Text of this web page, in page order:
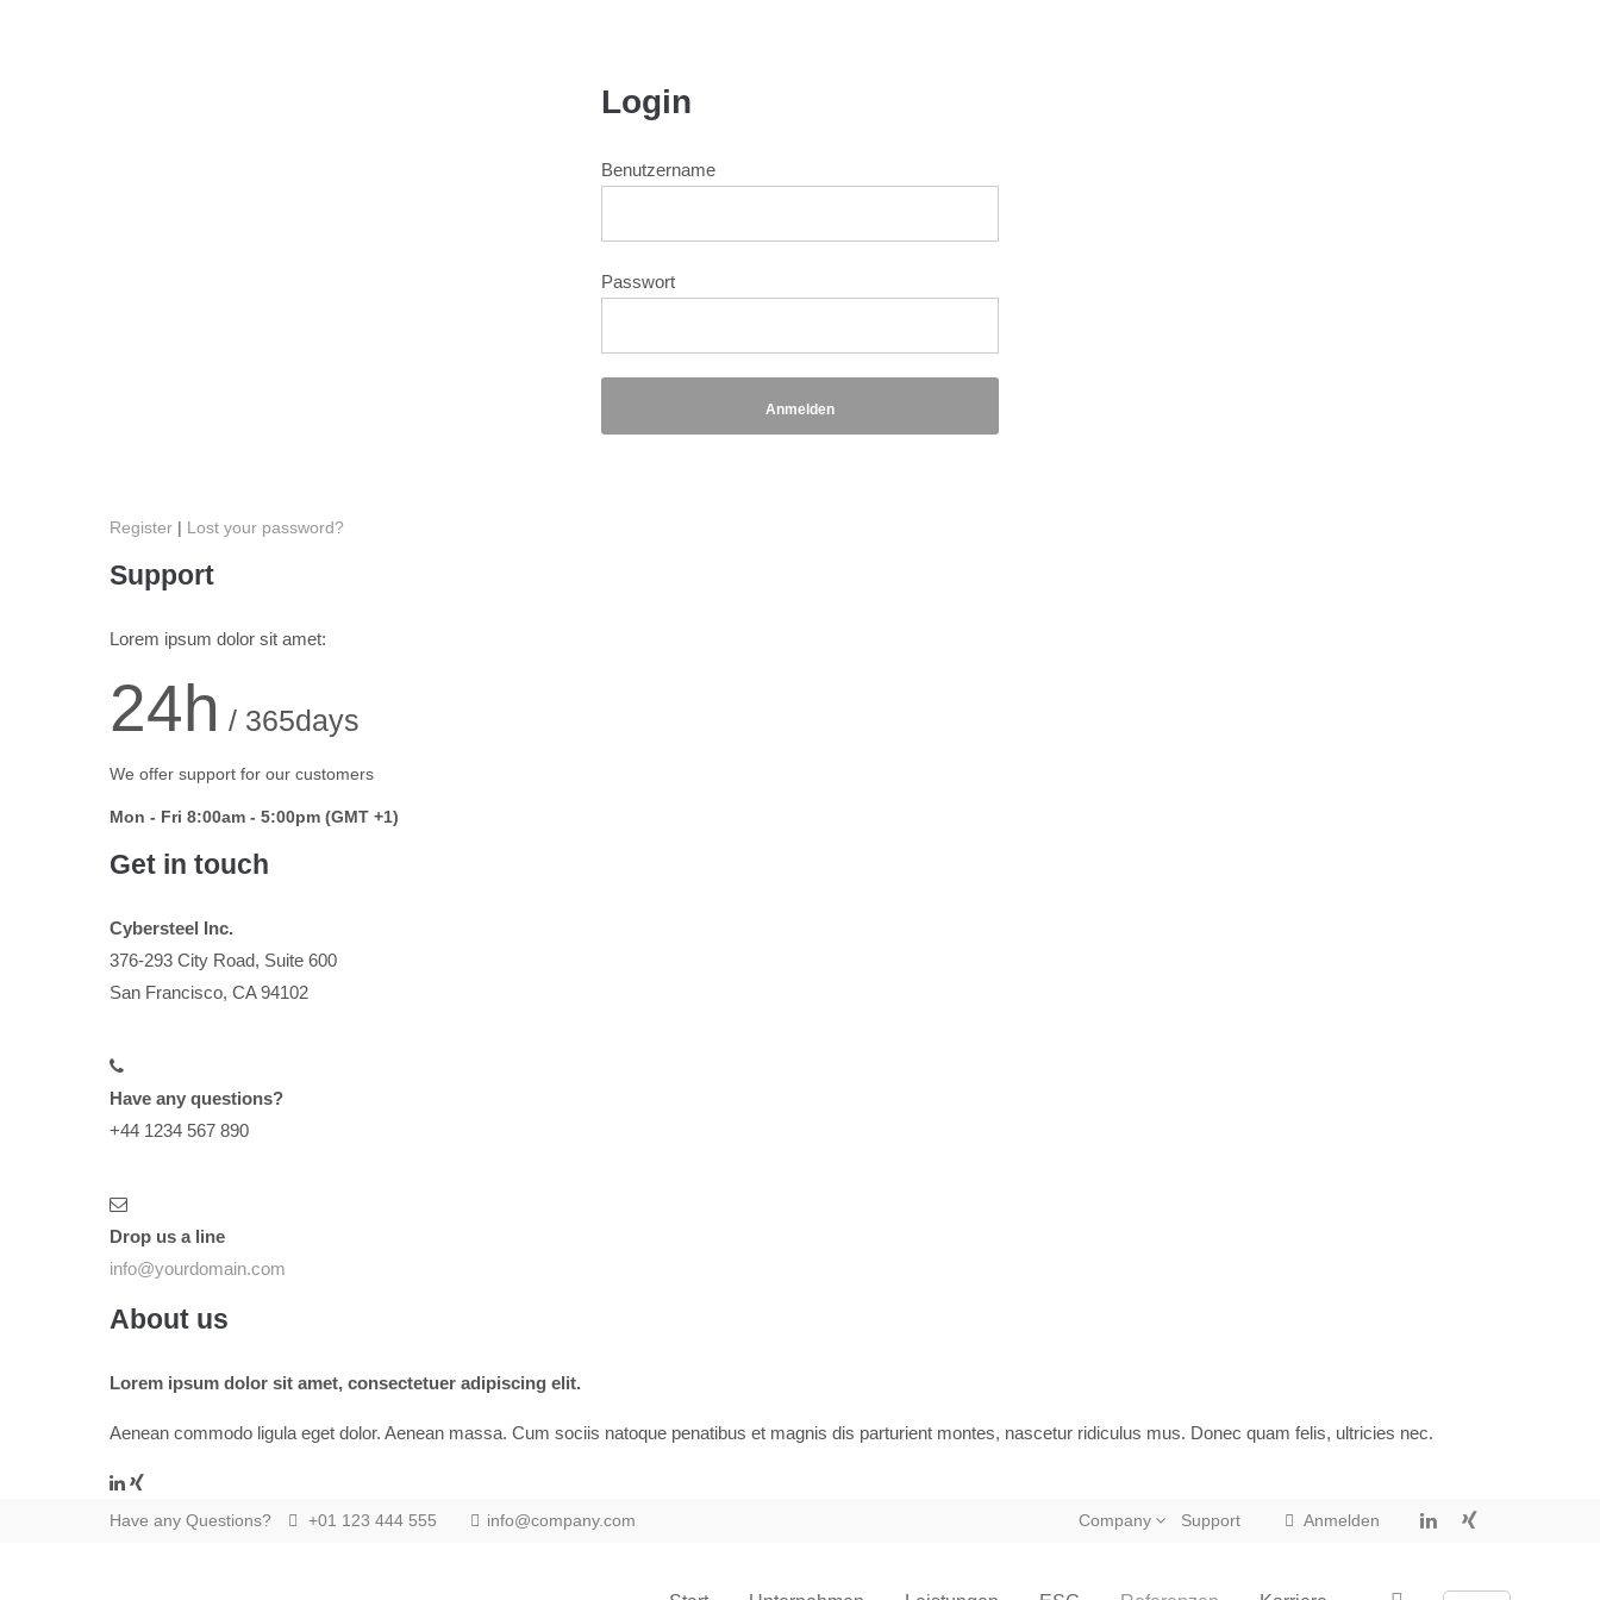
Login
Benutzername
Passwort
Anmelden
Register | Lost your password?
Support
Lorem ipsum dolor sit amet:
24h / 365days
We offer support for our customers
Mon - Fri 8:00am - 5:00pm (GMT +1)
Get in touch
Cybersteel Inc.
376-293 City Road, Suite 600
San Francisco, CA 94102
Have any questions?
+44 1234 567 890
Drop us a line
info@yourdomain.com
About us
Lorem ipsum dolor sit amet, consectetuer adipiscing elit.
Aenean commodo ligula eget dolor. Aenean massa. Cum sociis natoque penatibus et magnis dis parturient montes, nascetur ridiculus mus. Donec quam felis, ultricies nec.
Have any Questions? +01 123 444 555 info@company.com Company Support Anmelden